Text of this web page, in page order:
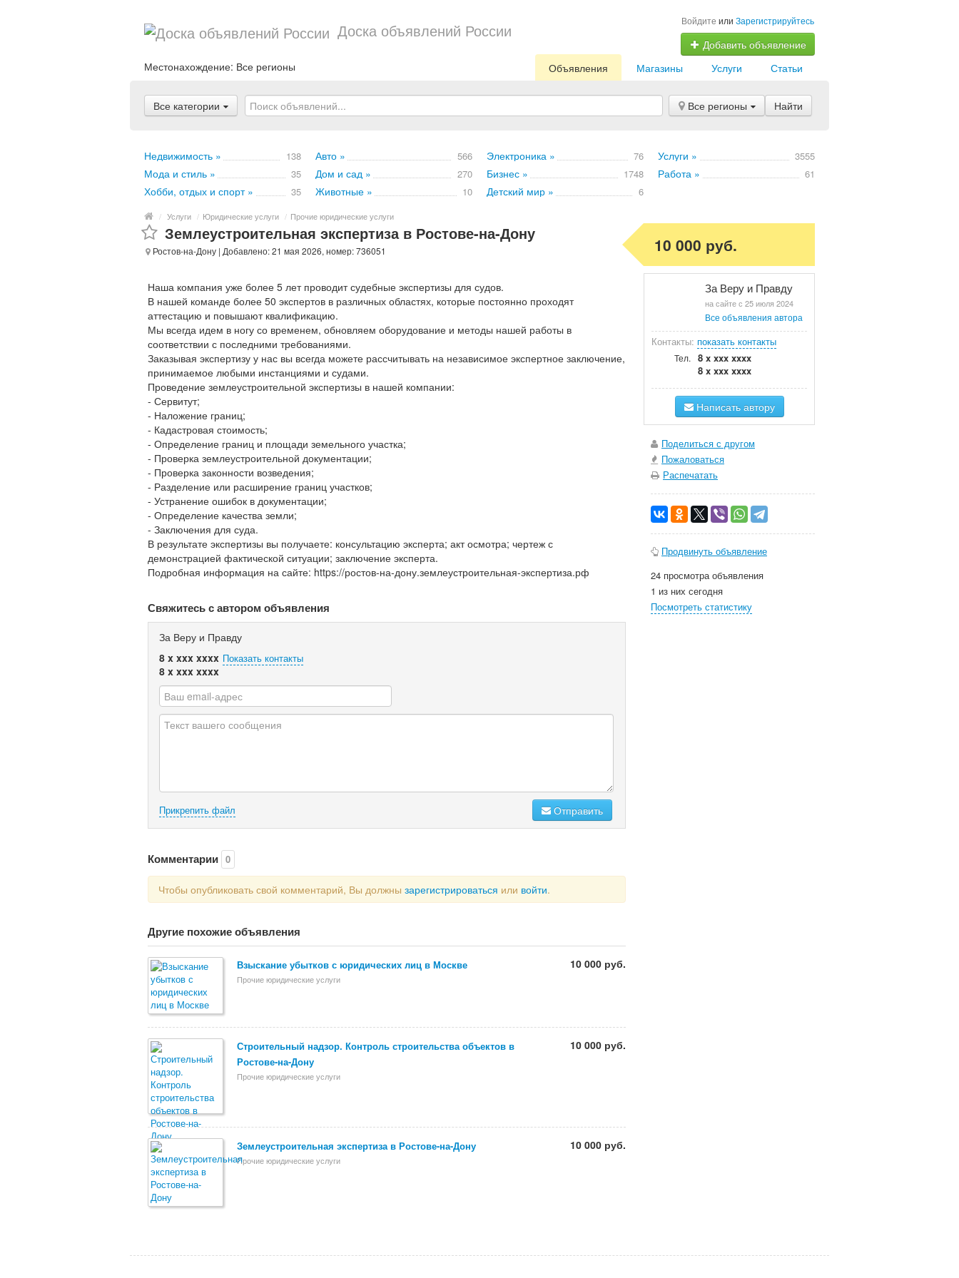
Доска объявлений России Войдите или Зарегистрируйтесь
Добавить объявление
Местонахождение: Все регионы Статьи
Услуги
Магазины
Объявления
Все категории Все регионы Найти
Недвижимость » 138 Авто » 566 Электроника » 76 Услуги » 3555
Мода и стиль » 35 Дом и сад » 270 Бизнес » 1748 Работа » 61
Хобби, отдых и спорт » 35 Животные » 10 Детский мир » 6
/ Услуги / Юридические услуги / Прочие юридические услуги
Землеустроительная экспертиза в Ростове-на-Дону
Ростов-на-Дону | Добавлено: 21 мая 2026, номер: 736051
Наша компания уже более 5 лет проводит судебные экспертизы для судов.
В нашей команде более 50 экспертов в различных областях, которые постоянно проходят
аттестацию и повышают квалификацию.
Мы всегда идем в ногу со временем, обновляем оборудование и методы нашей работы в
соответствии с последними требованиями.
Заказывая экспертизу у нас вы всегда можете рассчитывать на независимое экспертное заключение,
принимаемое любыми инстанциями и судами.
Проведение землеустроительной экспертизы в нашей компании:
- Сервитут;
- Наложение границ;
- Кадастровая стоимость;
- Определение границ и площади земельного участка;
- Проверка землеустроительной документации;
- Проверка законности возведения;
- Разделение или расширение границ участков;
- Устранение ошибок в документации;
- Определение качества земли;
- Заключения для суда.
В результате экспертизы вы получаете: консультацию эксперта; акт осмотра; чертеж с
демонстрацией фактической ситуации; заключение эксперта.
Подробная информация на сайте: https://ростов-на-дону.землеустроительная-экспертиза.рф
Свяжитесь с автором объявления
За Веру и Правду
8 x xxx xxxx Показать контакты
8 x xxx xxxx
Прикрепить файл Отправить
Комментарии 0
Чтобы опубликовать свой комментарий, Вы должны зарегистрироваться или войти.
Другие похожие объявления
Взыскание убытков с юридических лиц в Москве
Прочие юридические услуги
10 000 руб.
Строительный надзор. Контроль строительства объектов в
Ростове-на-Дону
Прочие юридические услуги
10 000 руб.
Землеустроительная экспертиза в Ростове-на-Дону
Прочие юридические услуги
10 000 руб.
10 000 руб.
За Веру и Правду
на сайте с 25 июля 2024
Все объявления автора
Контакты: показать контакты
Тел.
8 x xxx xxxx
8 x xxx xxxx
Написать автору
Поделиться с другом
Пожаловаться
Распечатать
Продвинуть объявление
24 просмотра объявления
1 из них сегодня
Посмотреть статистику